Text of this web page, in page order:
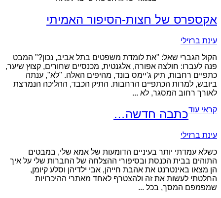
אקספרס של חצות-הסיפור האמיתי
עינת ברזילי
הקול הגברי שאל: "את לומדת משפטים בתל אביב, נכון?" המבט
פנה לעברו: חולצה אפורה, אלגנטית, מכנסיים שחורים, קצוץ שיער,
כתפיים רחבות, תיק ג'יימס בונד, מהיפים האלה. "לא", ענתה
ביובש, למרות הכתפיים הרחבות. התיק הכבד, ההליכה הנמרצת
לאורך רחוב המסגר, לא ...
קראי עודכתבה חדשה…
עינת ברזילי
כשלא עמדתי יותר בעיניים הדומעות של אמא שלי, במבטים
התוהים בבית הכנסת ובסיפורי ההצלחה של החברות שלי על איך
הן מצאו באינטרנט את אהבת חייהן, אבי ילדיהן וסלע קיומן,
החלטתי לעשות את זה ולהצטרף לאחד מאתרי ההיכרויות
שמפמפם המסך, בכל ...